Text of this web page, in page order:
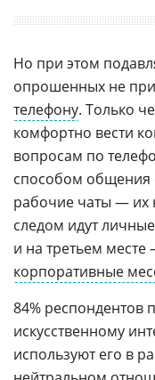
Но при этом
опрошенных не
телефону. Только
комфортно вести
вопросам по
способом общения
рабочие чаты — их
следом идут
и на третьем месте
корпоративные
84% респондентов
искусственному
используют его в